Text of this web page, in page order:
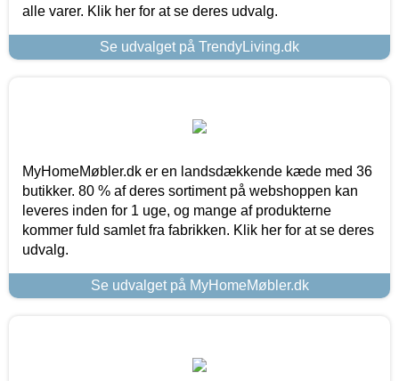
alle varer. Klik her for at se deres udvalg.
Se udvalget på TrendyLiving.dk
MyHomeMøbler.dk er en landsdækkende kæde med 36
butikker. 80 % af deres sortiment på webshoppen kan
leveres inden for 1 uge, og mange af produkterne
kommer fuld samlet fra fabrikken. Klik her for at se deres
udvalg.
Se udvalget på MyHomeMøbler.dk